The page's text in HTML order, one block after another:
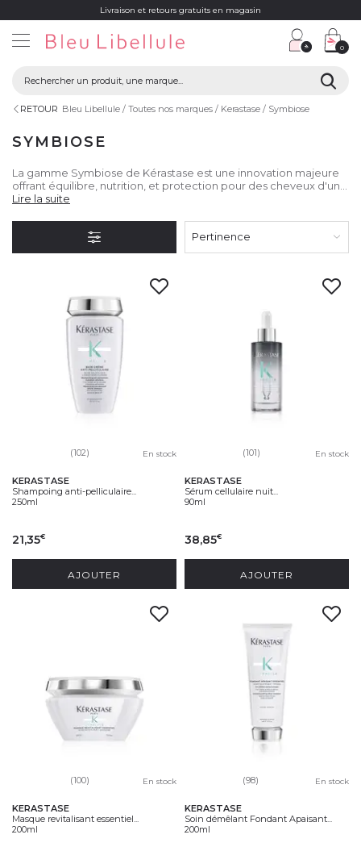
Livraison et retours gratuits en magasin
0
RETOUR Bleu Libellule Toutes nos marques Kerastase Symbiose
SYMBIOSE
La gamme Symbiose de Kérastase est une innovation majeure
offrant équilibre, nutrition, et protection pour des cheveux d'une
santé et beauté exceptionnelles. Un soin anti-pelliculaire
Lire la suite
Pertinence
(102) En stock
KERASTASE
Shampoing anti-pelliculaire...
250ml
21,35€
AJOUTER
(101) En stock
KERASTASE
Sérum cellulaire nuit...
90ml
38,85€
AJOUTER
(100) En stock
KERASTASE
Masque revitalisant essentiel...
200ml
(98) En stock
KERASTASE
Soin démêlant Fondant Apaisant...
200ml